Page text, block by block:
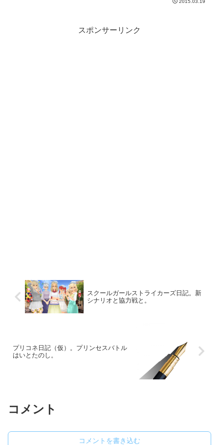
2015.03.19
スポンサーリンク
スクールガールストライカーズ日記。新
シナリオと協力戦と。
プリコネ日記（仮）。プリンセスバトル
はいとたのし。
コメント
コメントを書き込む